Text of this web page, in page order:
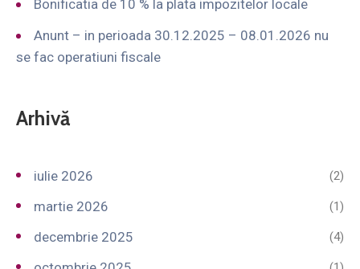
Bonificatia de 10 % la plata impozitelor locale
Anunt – in perioada 30.12.2025 – 08.01.2026 nu
se fac operatiuni fiscale
Arhivă
iulie 2026 (2)
martie 2026 (1)
decembrie 2025 (4)